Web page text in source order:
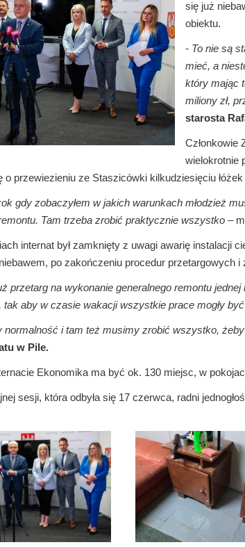
się już
obiektu.
- To nie są
mieć, a
który mając
miliony zł,
starosta
Członkowie
wielokrotnie
o przewiezieniu ze Staszicówki kilkudziesięciu
gdy zobaczyłem w jakich warunkach młodzież
Tam trzeba zrobić praktycznie wszystko –
internat był zamknięty z uwagi awarię instalacji
po zakończeniu procedur przetargowych i
przetarg na wykonanie generalnego remontu
tak aby w czasie wakacji wszystkie prace mogły
normalność i tam też musimy zrobić wszystko,
w Pile.
Ekonomika ma być ok. 130 miejsc, w
sesji, która odbyła się 17 czerwca, radni